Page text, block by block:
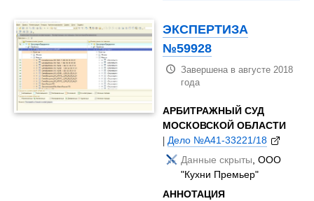
ЭКСПЕРТИЗА
№59928
Завершена в августе 2018
года
АРБИТРАЖНЫЙ СУД
МОСКОВСКОЙ ОБЛАСТИ
|Дело №А41-33221/18
Данные скрыты, ООО
"Кухни Премьер"
АННОТАЦИЯ